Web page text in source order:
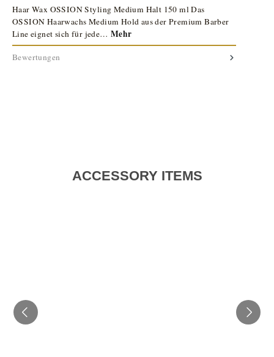
Haar Wax OSSION Styling Medium Halt 150 ml Das
OSSION Haarwachs Medium Hold aus der Premium Barber
Line eignet sich für jede… Mehr
Bewertungen
ACCESSORY ITEMS